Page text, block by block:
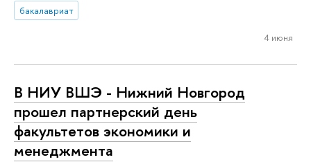
бакалавриат
4 июня
В НИУ ВШЭ - Нижний Новгород
прошел партнерский день
факультетов экономики и
менеджмента